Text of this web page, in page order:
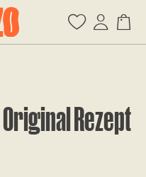
Original Rezept